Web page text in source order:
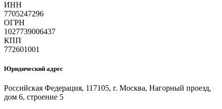
ИНН
7705247296
ОГРН
1027739006437
КПП
772601001
Юридический адрес
Российская Федерация, 117105, г. Москва, Нагорный проезд,
дом 6, строение 5